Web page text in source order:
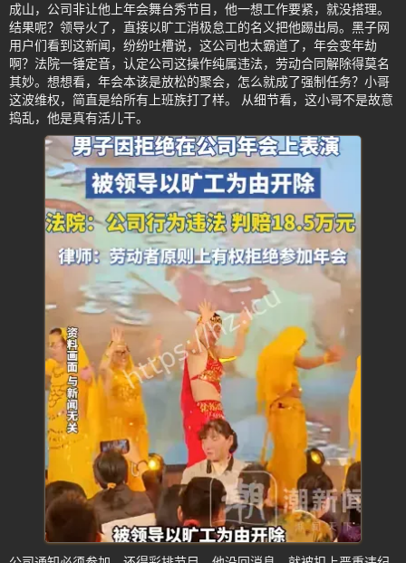
成山，公司非让他上年会舞台秀节目，他一想工作要紧，就没搭理。
结果呢？领导火了，直接以旷工消极怠工的名义把他踢出局。黑子网
用户们看到这新闻，纷纷吐槽说，这公司也太霸道了，年会变年劫
啊？法院一锤定音，认定公司这操作纯属违法，劳动合同解除得莫名
其妙。想想看，年会本该是放松的聚会，怎么就成了强制任务？小哥
这波维权，简直是给所有上班族打了样。 从细节看，这小哥不是故意
捣乱，他是真有活儿干。